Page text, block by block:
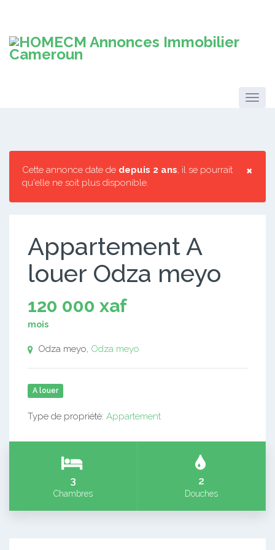
×
Cette annonce date de depuis 2 ans, il se pourrait
qu'elle ne soit plus disponible.
Appartement A
louer Odza meyo
120 000 xaf
mois
Odza meyo, Odza meyo
A louer
Type de propriété: Appartement
3
Chambres
2
Douches